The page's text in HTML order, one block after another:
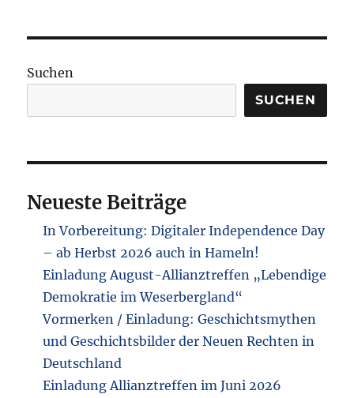
der
Beiträge
SEIT E
Suchen
SUCHEN
Neueste Beiträge
In Vorbereitung: Digitaler Independence Day
– ab Herbst 2026 auch in Hameln!
Einladung August-Allianztreffen „Lebendige
Demokratie im Weserbergland“
Vormerken / Einladung: Geschichtsmythen
und Geschichtsbilder der Neuen Rechten in
Deutschland
Einladung Allianztreffen im Juni 2026